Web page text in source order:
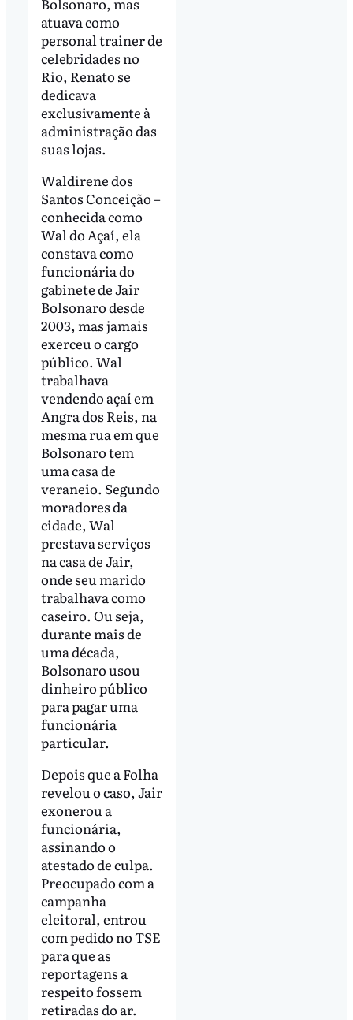
atuava como
personal trainer de
celebridades no
Rio, Renato se
dedicava
exclusivamente à
administração das
suas lojas.
Waldirene dos
Santos Conceição –
conhecida como
Wal do Açaí, ela
constava como
funcionária do
gabinete de Jair
Bolsonaro desde
2003, mas jamais
exerceu o cargo
público. Wal
trabalhava
vendendo açaí em
Angra dos Reis, na
mesma rua em que
Bolsonaro tem
uma casa de
veraneio. Segundo
moradores da
cidade, Wal
prestava serviços
na casa de Jair,
onde seu marido
trabalhava como
caseiro. Ou seja,
durante mais de
uma década,
Bolsonaro usou
dinheiro público
para pagar uma
funcionária
particular.
Depois que a Folha
revelou o caso, Jair
exonerou a
funcionária,
assinando o
atestado de culpa.
Preocupado com a
campanha
eleitoral, entrou
com pedido no TSE
para que as
reportagens a
respeito fossem
retiradas do ar.